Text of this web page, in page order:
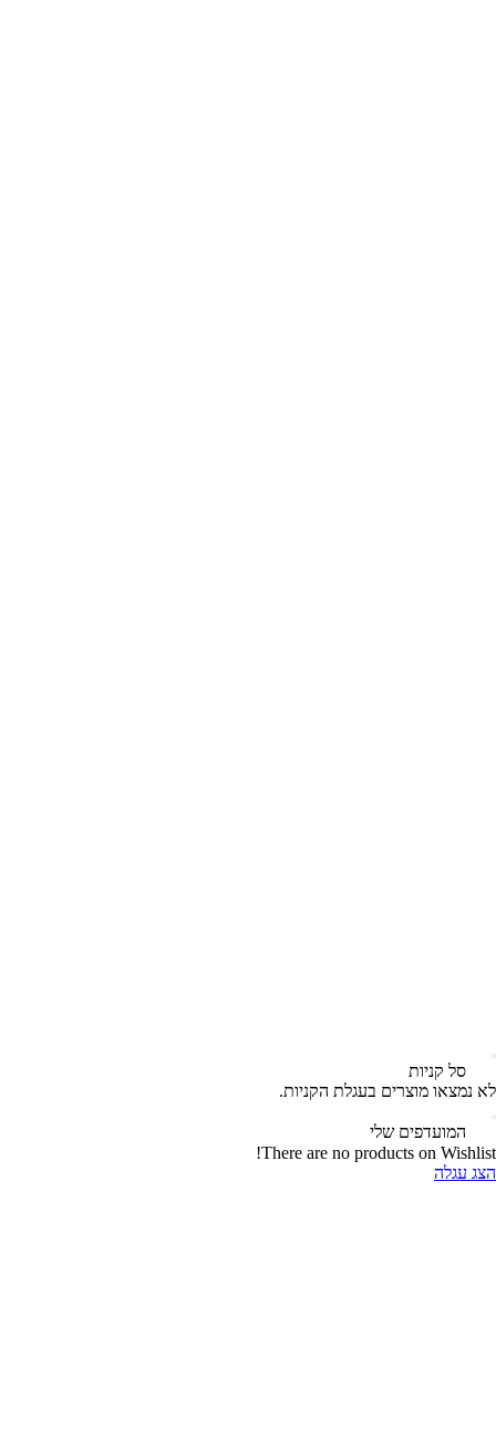
סל קניות‬
לא נמצאו מוצרים בעגלת הקניות.
המועדפים שלי
There are no products on Wishlist!
הצג עגלה